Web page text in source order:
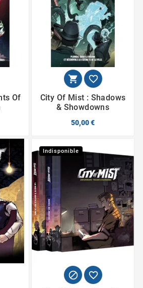
Of
 
City Of Mist : Shadows
& Showdowns
50,00 €
Indisponible
 